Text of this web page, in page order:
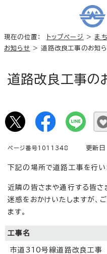
現在の位置： トップページ > ま
お知らせ
> 道路改良工事のお知ら
道路改良工事の
ページ番号1011348 更新日
下記の場所で道路工事を行い
近隣の皆さまや通行する皆さ
迷惑をおかけいたしますが、
ます。
工事名
市道310号線道路改良工事